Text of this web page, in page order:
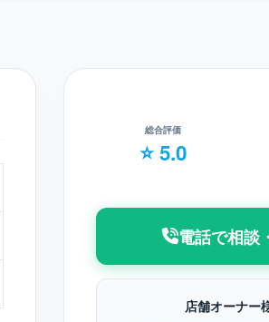
総合評価
⭐ 5.0
電話で相談
店舗オーナー